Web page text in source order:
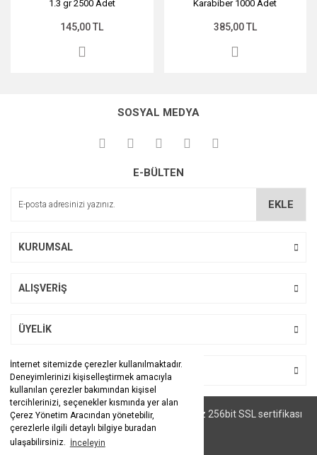
İnternet sitemizde çerezler kullanılmaktadır.
Deneyimlerinizi kişiselleştirmek amacıyla
kullanılan çerezler bakımından kişisel
tercihlerinizi, seçenekler kısmında yer alan
Çerez Yönetim Aracından yönetebilir,
çerezlerle ilgili detaylı bilgiye buradan
ulaşabilirsiniz. İnceleyin
1.3 gr 2500 Adet
145,00 TL
Karabiber 1000 Adet
385,00 TL
SOSYAL MEDYA
E-BÜLTEN
EKLE
KURUMSAL
ALIŞVERİŞ
ÜYELİK
BİZİ TAKİP EDİN
© Tüm hakları saklıdır. Kredi kartı bilgileriniz 256bit SSL sertifikası
ile korunmaktadır.